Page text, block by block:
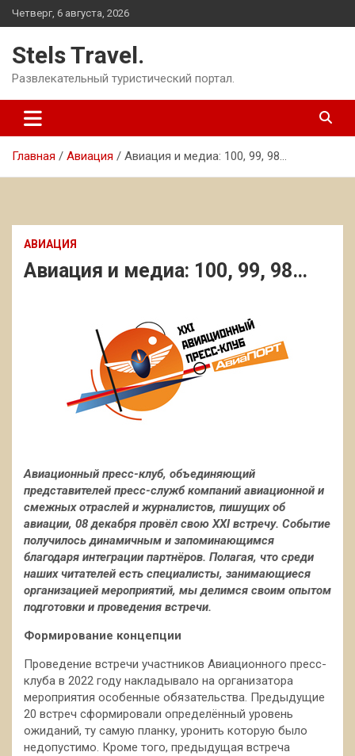
Перейти
к
Четверг, 6 августа, 2026
Stels Travel.
Развлекательный туристический портал.
Главная Авиация Авиация и медиа: 100, 99, 98…
АВИАЦИЯ
Авиация и медиа: 100, 99, 98…
Авиационный пресс-клуб, объединяющий
представителей пресс-служб компаний авиационной и
смежных отраслей и журналистов, пишущих об
авиации, 08 декабря провёл свою XXI встречу. Событие
получилось динамичным и запоминающимся
благодаря интеграции партнёров. Полагая, что среди
наших читателей есть специалисты, занимающиеся
организацией мероприятий, мы делимся своим опытом
подготовки и проведения встречи.
Формирование концепции
Проведение встречи участников Авиационного пресс-
клуба в 2022 году накладывало на организатора
мероприятия особенные обязательства. Предыдущие
20 встреч сформировали определённый уровень
ожиданий, ту самую планку, уронить которую было
недопустимо. Кроме того, предыдущая встреча